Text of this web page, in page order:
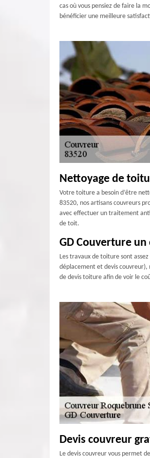
cas où vous pensiez de faire la
bénéficier une meilleure
Nettoyage de
Votre toiture a besoin d’être
83520, nos artisans couvreurs
avec effectuer un traitement
de toit.
GD Couverture
Les travaux de toiture sont
déplacement et devis couvreur),
de devis toiture afin de voir le
Devis couvreur
Le devis couvreur vous permet